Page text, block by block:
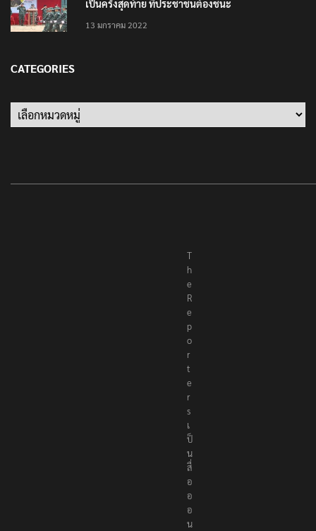
เป็นครั้งสุดท้าย ที่ประชาชนต้องชนะ
13 มกราคม 2022
CATEGORIES
Categories
T
h
e
R
e
p
o
r
t
e
r
s
เ
ป็
น
สื่
อ
อ
อ
น